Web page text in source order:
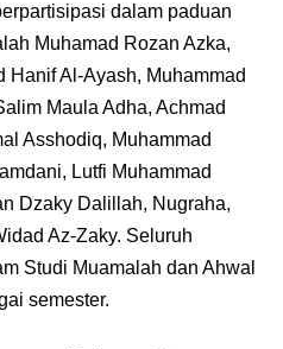
dalam paduan
Muhamad Rozan Azka,
Hanif Al-Ayash, Muhammad
Maula Adha, Achmad
Asshodiq, Muhammad
Lutfi Muhammad
Dzaky Dalillah, Nugraha,
Az-Zaky. Seluruh
Studi Muamalah dan Ahwal
semester.